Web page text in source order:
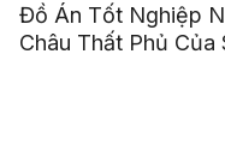
Đồ Án Tốt Nghiệp
Châu Thất Phủ Của